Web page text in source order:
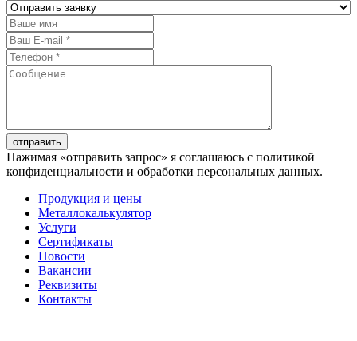
отправить
Нажимая «отправить запрос» я соглашаюсь с политикой
конфиденциальности и обработки персональных данных.
Продукция и цены
Металлокалькулятор
Услуги
Сертификаты
Новости
Вакансии
Реквизиты
Контакты